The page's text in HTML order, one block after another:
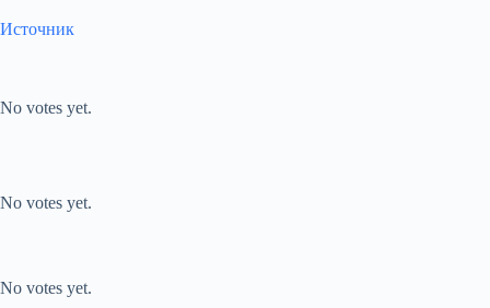
Источник
No votes yet.
No votes yet.
No votes yet.